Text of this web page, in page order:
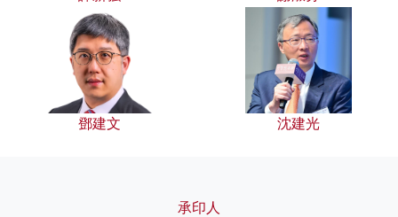
鄧建文 沈建光
承印人